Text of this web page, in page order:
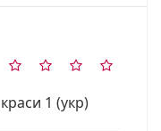
1 (укр)